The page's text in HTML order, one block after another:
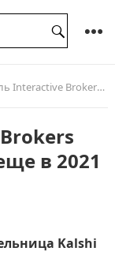
пытался купить Kalshi еще в 2021 году
в 2021
Kalshi